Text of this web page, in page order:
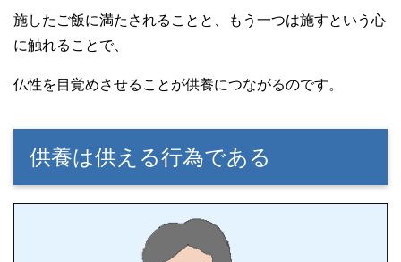
施したご飯に満たされることと、もう一つは施すという心
に触れることで、
仏性を目覚めさせることが供養につながるのです。
供養は供える行為である